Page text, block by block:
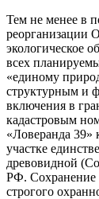
Тем не менее в
реорганизации
экологическое
всех
«единому
структурным и
включения в
кадастровым
«Ловеранда 39»
участке
древовидной
РФ. Сохранение
строгого